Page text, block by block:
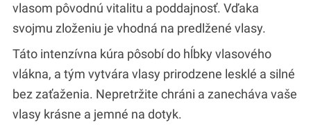
vlasom pôvodnú vitalitu a poddajnosť. Vďaka
svojmu zloženiu je vhodná na predlžené vlasy.
Táto intenzívna kúra pôsobí do hĺbky vlasového
vlákna, a tým vytvára vlasy prirodzene lesklé a silné
bez zaťaženia. Nepretržite chráni a zanecháva vaše
vlasy krásne a jemné na dotyk.